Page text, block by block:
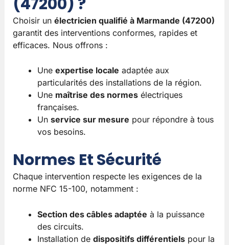
Choisir un électricien qualifié à Marmande (47200)
garantit des interventions conformes, rapides et
efficaces. Nous offrons :
Une expertise locale adaptée aux
particularités des installations de la région.
Une maîtrise des normesélectriques
françaises.
Un service sur mesure pour répondre à tous
vos besoins.
Normes Et Sécurité
Chaque intervention respecte les exigences de la
norme NFC 15-100, notamment :
Section des câbles adaptée à la puissance
des circuits.
Installation de dispositifs différentielspour la